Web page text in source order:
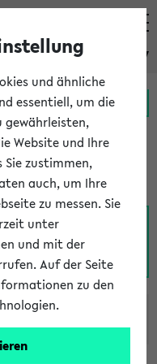
eKVV
Zum MeineUni Portal
M N O
Y
Z
und ähnliche
essentiell, um die
gewährleisten,
Website und Ihre
Sie zustimmen,
auch, um Ihre
zu messen. Sie
unter
und mit der
Auf der Seite
zu den